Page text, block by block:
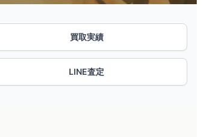
買取実績
LINE査定